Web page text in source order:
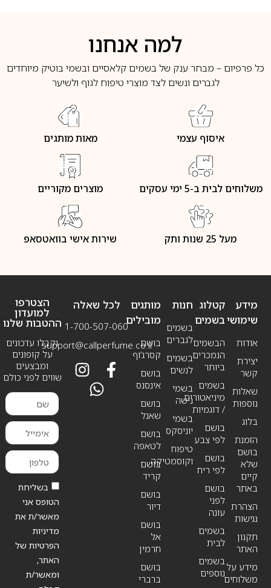
למה אנחנו
כל פרפיום – מבחר ענק של בשמים קלאסיים ובשמי בוטיק מיוחדים
לגברים ונשים לצד מוצרי טיפוח לגוף ולשיער
איסוף עצמי מאות מותגים
משלוחים לבית ב-5 ימי עסקים מוצרים מקוריים
מעל 25 שנות ותק שירות אישי בוואטסאפ
מידע
שימושי
אודות
יצירת
קשר
שאלות
נוספות
בלוג
הזמנת
בושם
שלא
קיים
באתר
הצהרת
נגישות
תקנון
האתר
מידע על
משלוחים
חנות
בשמים
לגברים
בשמים
לנשים
בשמי
נישה
בשמי
יוניסקס
טיפוח
וקוסמטיקה
קטלוג
בשמים
הבשמים
הנמכרים
ביותר
בשמים
מיניאטורים
/ דוגמיות
בושם
לפי צבע
בושם
לפי ריח
בושם
לפני
עונה
בשמים
לבית
בשמים
נוספים
מותגים
מובילים
בושם
קסרג’וף
בושם
אינסנס
בושם
שאנל
בושם
לטאפה
בושם
קריד
בושם
דיור
בושם
אל
חרמין
בושם
ברברי
לכל שאלה
1-700-507-060
support@callperfume.co.il
הצטרפו
למועדון
ההטבות שלנו
וקבלו עדכונים
על קופונים
ומבצעים
שווים לפני כולם
בשליחת
הטופס אני
מאשר/ת את
מדיניות
הפרטיות של
האתר,
ומאשר/ת